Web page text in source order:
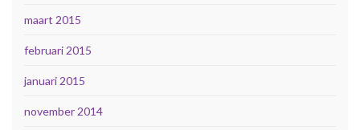
maart 2015
februari 2015
januari 2015
november 2014